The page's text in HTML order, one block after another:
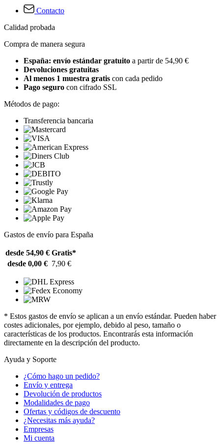
Contacto
Calidad probada
Compra de manera segura
España: envío estándar gratuito a partir de 54,90 €
Devoluciones gratuitas
Al menos 1 muestra gratis con cada pedido
Pago seguro con cifrado SSL
Métodos de pago:
Transferencia bancaria
Gastos de envío para España
desde 54,90 € Gratis*
desde 0,00 € 7,90 €
* Estos gastos de envío se aplican a un envío estándar. Pueden haber
costes adicionales, por ejemplo, debido al peso, tamaño o
características de los productos. Encontrarás esta información
directamente en la descripción del producto.
Ayuda y Soporte
¿Cómo hago un pedido?
Envío y entrega
Devolución de productos
Modalidades de pago
Ofertas y códigos de descuento
¿Necesitas más ayuda?
Empresas
Mi cuenta